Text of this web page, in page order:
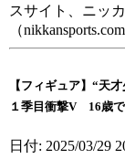
スサイト、ニッ
（nikkansports.com
【フィギュア】“天
１季目衝撃V 16歳で
日付: 2025/03/29